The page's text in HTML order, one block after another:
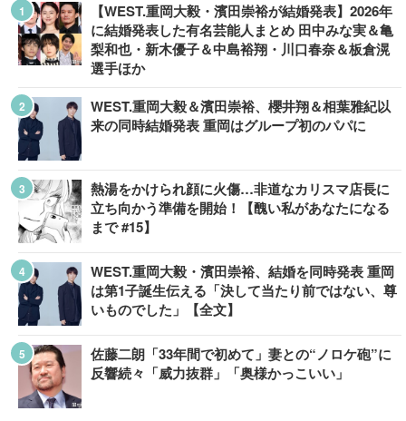
【WEST.重岡大毅・濱田崇裕が結婚発表】2026年
に結婚発表した有名芸能人まとめ 田中みな実＆亀
梨和也・新木優子＆中島裕翔・川口春奈＆板倉滉
選手ほか
WEST.重岡大毅＆濱田崇裕、櫻井翔＆相葉雅紀以
来の同時結婚発表 重岡はグループ初のパパに
熱湯をかけられ顔に火傷…非道なカリスマ店長に
立ち向かう準備を開始！【醜い私があなたになる
まで #15】
WEST.重岡大毅・濱田崇裕、結婚を同時発表 重岡
は第1子誕生伝える「決して当たり前ではない、尊
いものでした」【全文】
佐藤二朗「33年間で初めて」妻との“ノロケ砲”に
反響続々「威力抜群」「奥様かっこいい」